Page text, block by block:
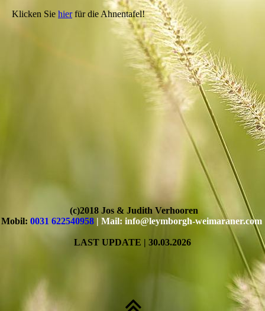
Klicken Sie hierfür die Ahnentafel!
(c)2018 Jos & Judith Verhooren
Mobil: 0031 622540958| Mail: info@leymborgh-weimaraner.com
LAST UPDATE | 30.03.2026